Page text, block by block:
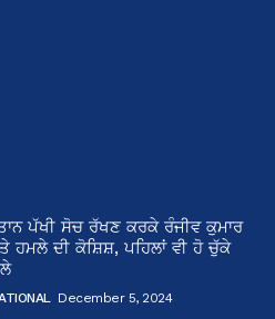
ਪੱਖੀ ਸੋਚ ਰੱਖਣ ਕਰਕੇ ਰੰਜੀਵ ਕੁਮਾਰ
ਹਮਲੇ ਦੀ ਕੋਸ਼ਿਸ਼, ਪਹਿਲਾਂ ਵੀ ਹੋ ਚੁੱਕੇ
December 5, 2024